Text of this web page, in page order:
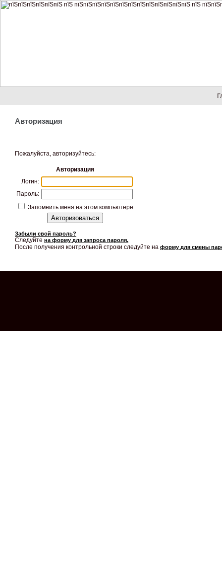
Авторизация
Пожалуйста, авторизуйтесь:
Авторизация
Логин:
Пароль:
Запомнить меня на этом компьютере
Забыли свой пароль?
Следуйте на форму для запроса пароля.
После получения контрольной строки следуйте на форму для смены